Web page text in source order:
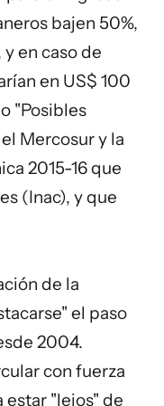
bajen 50%,
en caso de
en US$ 100
"Posibles
Mercosur y la
2015-16 que
(Inac), y que
de la
el paso
2004.
con fuerza
"lejos" de